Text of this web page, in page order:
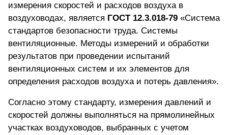
измерения скоростей и расходов воздуха в
воздуховодах, является ГОСТ 12.3.018-79 «Система
стандартов безопасности труда. Системы
вентиляционные. Методы измерений и обработки
результатов при проведении испытаний
вентиляционных систем и их элементов для
определения расходов воздуха и потерь давления».
Согласно этому стандарту, измерения давлений и
скоростей должны выполняться на прямолинейных
участках воздуховодов, выбранных с учетом